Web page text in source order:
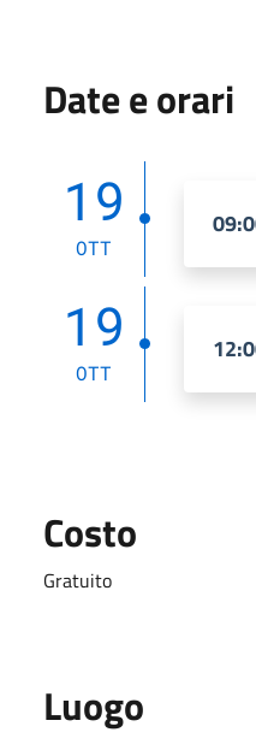
Date e orari
19
OTT
19
OTT
Costo
Gratuito
Luogo